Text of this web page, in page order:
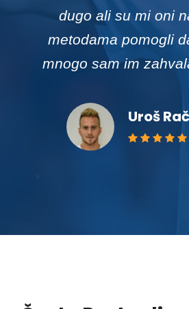
svakodnevnom
obavezama. Hvala još
celom timu Complete
Marko Pršić